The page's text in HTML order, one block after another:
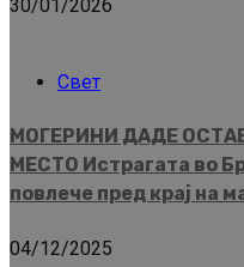
30/01/2026
Свет
МОГЕРИНИ ДАДЕ
МЕСТО Истрагата во
повлече пред крај на
04/12/2025